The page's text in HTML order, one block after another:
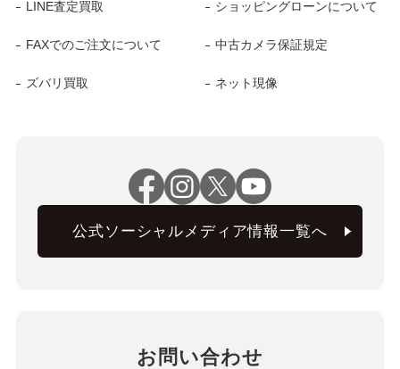
LINE査定買取 ショッピングローンについて
FAXでのご注文について 中古カメラ保証規定
ズバリ買取 ネット現像
公式ソーシャルメディア情報一覧へ
お問い合わせ